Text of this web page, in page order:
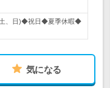
、日)◆祝日◆夏季休暇◆
気になる